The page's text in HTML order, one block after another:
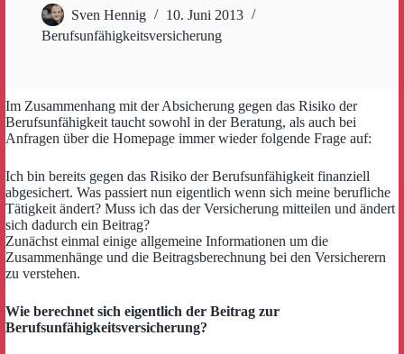
Sven Hennig
10. Juni 2013
Berufsunfähigkeitsversicherung
Im Zusammenhang mit der Absicherung gegen das Risiko der
Berufsunfähigkeit taucht sowohl in der Beratung, als auch bei
Anfragen über die Homepage immer wieder folgende Frage auf:
Ich bin bereits gegen das Risiko der Berufsunfähigkeit finanziell
abgesichert. Was passiert nun eigentlich wenn sich meine berufliche
Tätigkeit ändert? Muss ich das der Versicherung mitteilen und ändert
sich dadurch ein Beitrag?
Zunächst einmal einige allgemeine Informationen um die
Zusammenhänge und die Beitragsberechnung bei den Versicherern
zu verstehen.
Wie berechnet sich eigentlich der Beitrag zur
Berufsunfähigkeitsversicherung?